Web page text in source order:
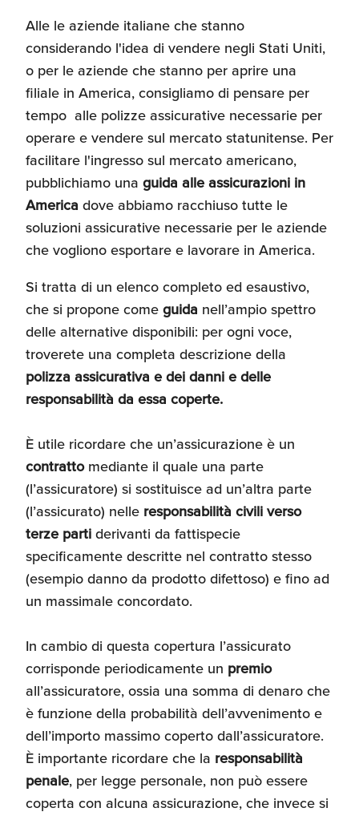
Ricerche di Mercato
Assicurazioni, Permessi
e Licenze
Ricerca Personale e
Gestione Risorse
Alle le aziende italiane che stanno
considerando l'idea di vendere negli Stati Uniti,
o per le aziende che stanno per aprire una
filiale in America, consigliamo di pensare per
tempo alle polizze assicurative necessarie per
operare e vendere sul mercato statunitense. Per
facilitare l'ingresso sul mercato americano,
pubblichiamo una guida alle assicurazioni in
America dove abbiamo racchiuso tutte le
soluzioni assicurative necessarie per le aziende
che vogliono esportare e lavorare in America.
Si tratta di un elenco completo ed esaustivo,
che si propone comeguida nell’ampio spettro
delle alternative disponibili: per ogni voce,
troverete una completa descrizione della
polizza assicurativa e dei danni e delle
responsabilità da essa coperte.
È utile ricordare che un’assicurazione è un
contrattomediante il quale una parte
(l’assicuratore) si sostituisce ad un’altra parte
(l’assicurato) nelle responsabilità civili verso
terze partiderivanti da fattispecie
specificamente descritte nel contratto stesso
(esempio danno da prodotto difettoso) e fino ad
un massimale concordato.
In cambio di questa copertura l’assicurato
corrisponde periodicamente un premio
all’assicuratore, ossia una somma di denaro che
è funzione della probabilità dell’avvenimento e
dell’importo massimo coperto dall’assicuratore.
È importante ricordare che la responsabilità
penale, per legge personale, non può essere
coperta con alcuna assicurazione, che invece si